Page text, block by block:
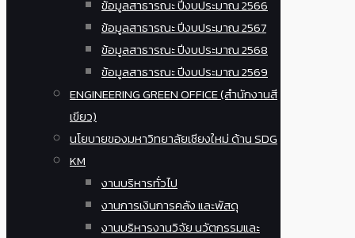
ข้อมูลสาธารณะ ปีงบประมาณ 2566
ข้อมูลสาธารณะ ปีงบประมาณ 2567
ข้อมูลสาธารณะ ปีงบประมาณ 2568
ข้อมูลสาธารณะ ปีงบประมาณ 2569
ENGINEERING GREEN OFFICE (สำนักงานสี
เขียว)
นโยบายของมหาวิทยาลัยเชียงใหม่ ด้าน SDG
KM
งานบริหารทั่วไป
งานการเงินการคลัง และพัสดุ
งานบริหารงานวิจัย นวัตกรรมและ